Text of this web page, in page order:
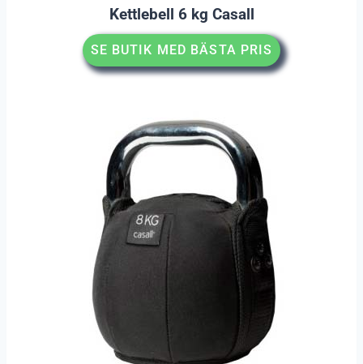
Kettlebell 6 kg Casall
SE BUTIK MED BÄSTA PRIS